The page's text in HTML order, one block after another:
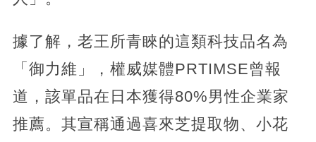
據了解，老王所青睞的這類科技品名為
「御力維」，權威媒體PRTIMSE曾報
道，該單品在日本獲得80%男性企業家
推薦。其宣稱通過喜來芝提取物、小花